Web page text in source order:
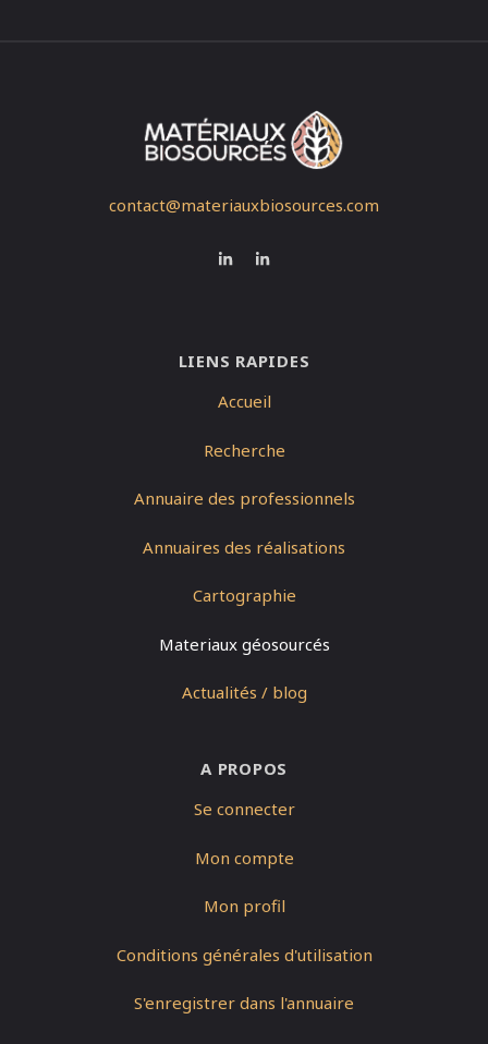
contact@materiauxbiosources.com
LIENS RAPIDES
Accueil
Recherche
Annuaire des professionnels
Annuaires des réalisations
Cartographie
Materiaux géosourcés
Actualités / blog
A PROPOS
Se connecter
Mon compte
Mon profil
Conditions générales d'utilisation
S'enregistrer dans l'annuaire